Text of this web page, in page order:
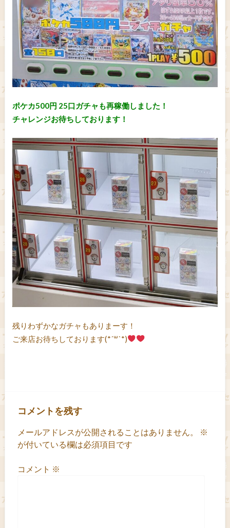
ポケカ500円 25口ガチャも再稼働しました！
チャレンジお待ちしております！
残りわずかなガチャもありまーす！
ご来店お待ちしております(*´꒳`*)
コメントを残す
メールアドレスが公開されることはありません。
※
が付いている欄は必須項目です
コメント ※